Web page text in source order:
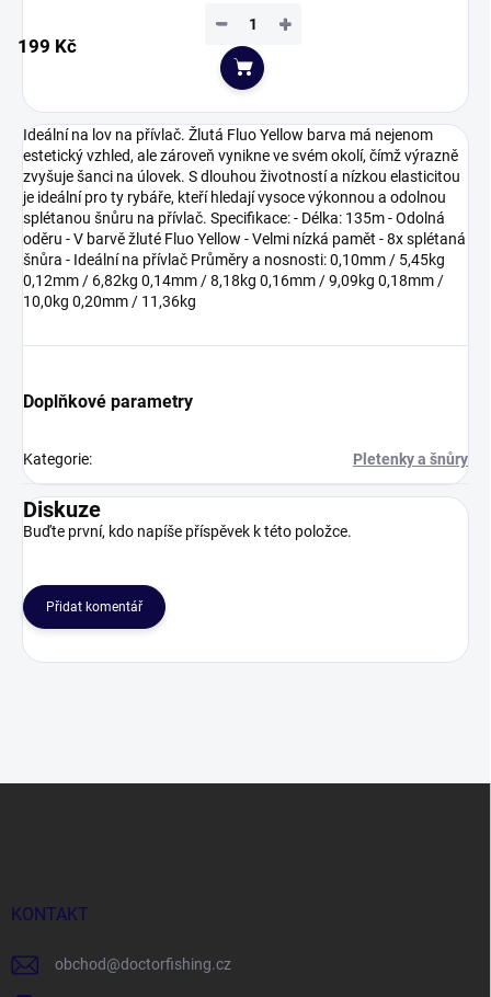
199 Kč
+
−
Do košíku
Ideální na lov na přívlač. Žlutá Fluo Yellow barva má nejenom
estetický vzhled, ale zároveň vynikne ve svém okolí, čímž výrazně
zvyšuje šanci na úlovek. S dlouhou životností a nízkou elasticitou
je ideální pro ty rybáře, kteří hledají vysoce výkonnou a odolnou
splétanou šnůru na přívlač. Specifikace: - Délka: 135m - Odolná
oděru - V barvě žluté Fluo Yellow - Velmi nízká pamět - 8x splétaná
šnůra - Ideální na přívlač Průměry a nosnosti: 0,10mm / 5,45kg
0,12mm / 6,82kg 0,14mm / 8,18kg 0,16mm / 9,09kg 0,18mm /
10,0kg 0,20mm / 11,36kg
Doplňkové parametry
Kategorie: Pletenky a šnůry
Diskuze
Buďte první, kdo napíše příspěvek k této položce.
Přidat komentář
KONTAKT
obchod@doctorfishing.cz